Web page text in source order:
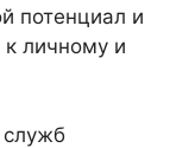
потенциал и
к личному и
служб